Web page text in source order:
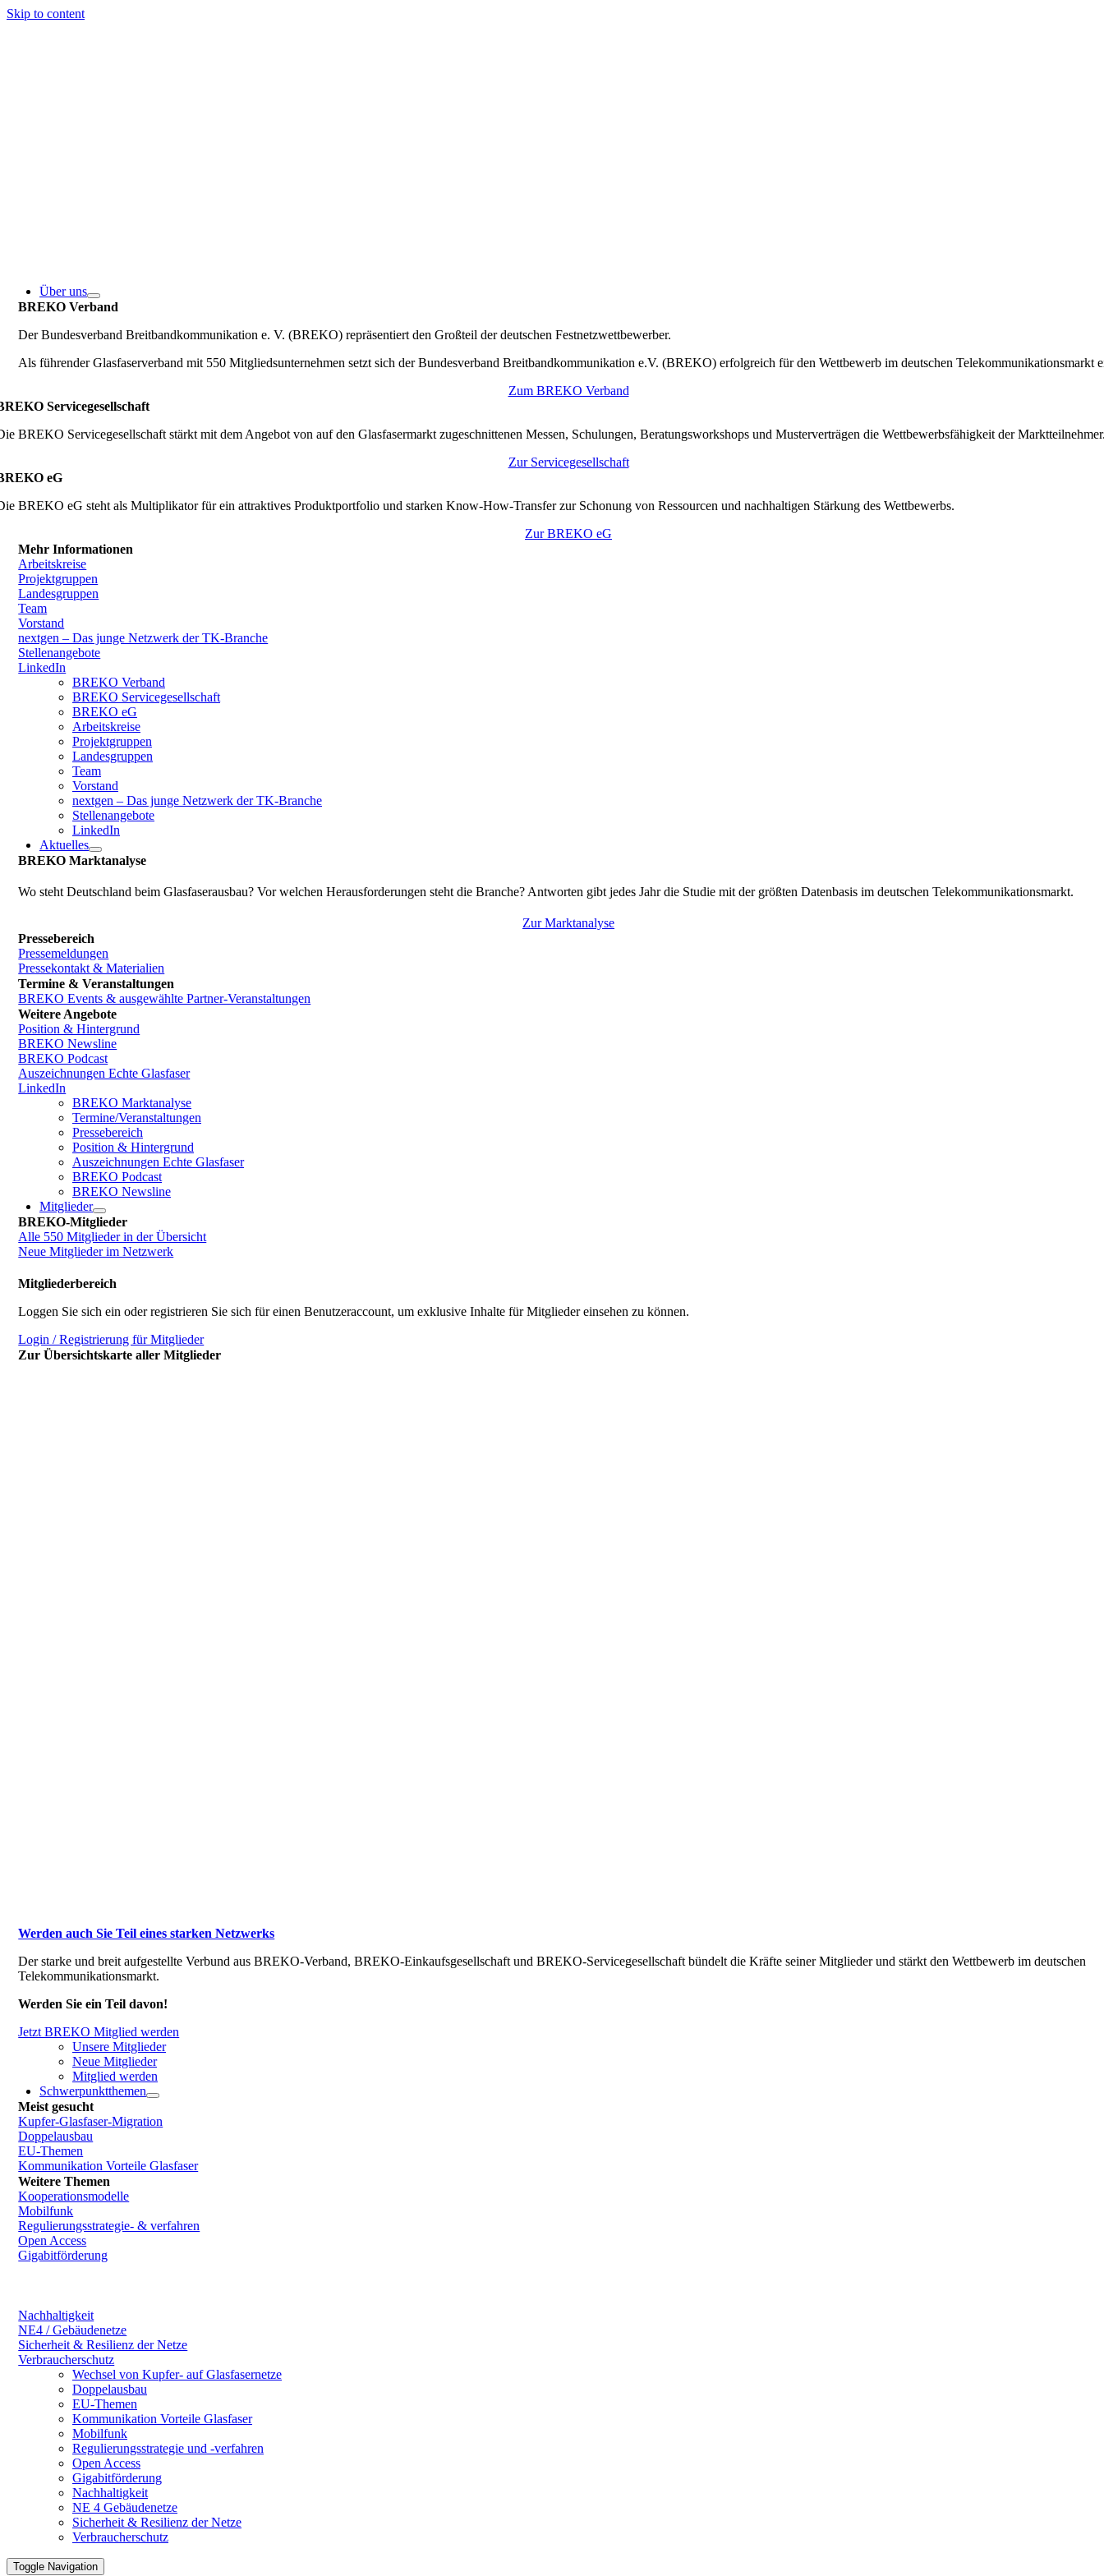
Skip to content
Über uns
BREKO Verband
Der Bundesverband Breitbandkommunikation e. V. (BREKO) repräsentiert den Großteil der deutschen Festnetzwettbewerber.
Als führender Glasfaserverband mit 550 Mitgliedsunternehmen setzt sich der Bundesverband Breitbandkommunikation e.V. (BREKO) erfolgreich für den Wettbewerb im deutschen Telekommunikationsmarkt
Zum BREKO Verband
Servicegesellschaft
BREKO Servicegesellschaft stärkt mit dem Angebot von auf den Glasfasermarkt zugeschnittenen Messen, Schulungen, Beratungsworkshops und Musterverträgen die Wettbewerbsfähigkeit der
Zur Servicegesellschaft
eG
BREKO eG steht als Multiplikator für ein attraktives Produktportfolio und starken Know-How-Transfer zur Schonung von Ressourcen und nachhaltigen Stärkung des Wettbewerbs.
Zur BREKO eG
Mehr Informationen
Arbeitskreise
Projektgruppen
Landesgruppen
Team
Vorstand
nextgen – Das junge Netzwerk der TK-Branche
Stellenangebote
LinkedIn
BREKO Verband
BREKO Servicegesellschaft
BREKO eG
Arbeitskreise
Projektgruppen
Landesgruppen
Team
Vorstand
nextgen – Das junge Netzwerk der TK-Branche
Stellenangebote
LinkedIn
Aktuelles
BREKO Marktanalyse
Wo steht Deutschland beim Glasfaserausbau? Vor welchen Herausforderungen steht die Branche? Antworten gibt jedes Jahr die Studie mit der größten Datenbasis im deutschen Telekommunikationsmarkt.
Zur Marktanalyse
Pressebereich
Pressemeldungen
Pressekontakt & Materialien
Termine & Veranstaltungen
BREKO Events & ausgewählte Partner-Veranstaltungen
Weitere Angebote
Position & Hintergrund
BREKO Newsline
BREKO Podcast
Auszeichnungen Echte Glasfaser
LinkedIn
BREKO Marktanalyse
Termine/Veranstaltungen
Pressebereich
Position & Hintergrund
Auszeichnungen Echte Glasfaser
BREKO Podcast
BREKO Newsline
Mitglieder
BREKO-Mitglieder
Alle 550 Mitglieder in der Übersicht
Neue Mitglieder im Netzwerk
Mitgliederbereich
Loggen Sie sich ein oder registrieren Sie sich für einen Benutzeraccount, um exklusive Inhalte für Mitglieder einsehen zu können.
Login / Registrierung für Mitglieder
Zur Übersichtskarte aller Mitglieder
Werden auch Sie Teil eines starken Netzwerks
Der starke und breit aufgestellte Verbund aus BREKO-Verband, BREKO-Einkaufsgesellschaft und BREKO-Servicegesellschaft bündelt die Kräfte seiner Mitglieder und stärkt den Wettbewerb im deutschen
Telekommunikationsmarkt.
Werden Sie ein Teil davon!
Jetzt BREKO Mitglied werden
Unsere Mitglieder
Neue Mitglieder
Mitglied werden
Schwerpunktthemen
Meist gesucht
Kupfer-Glasfaser-Migration
Doppelausbau
EU-Themen
Kommunikation Vorteile Glasfaser
Weitere Themen
Kooperationsmodelle
Mobilfunk
Regulierungsstrategie- & verfahren
Open Access
Gigabitförderung
Nachhaltigkeit
NE4 / Gebäudenetze
Sicherheit & Resilienz der Netze
Verbraucherschutz
Wechsel von Kupfer- auf Glasfasernetze
Doppelausbau
EU-Themen
Kommunikation Vorteile Glasfaser
Mobilfunk
Regulierungsstrategie und -verfahren
Open Access
Gigabitförderung
Nachhaltigkeit
NE 4 Gebäudenetze
Sicherheit & Resilienz der Netze
Verbraucherschutz
Toggle Navigation